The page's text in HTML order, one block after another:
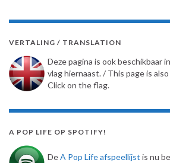
VERTALING / TRANSLATION
Deze pagina is ook beschikbaar
vlag hiernaast. / This page is
Click on the flag.
A POP LIFE OP SPOTIFY!
DeA Pop Life afspeellijst is nu